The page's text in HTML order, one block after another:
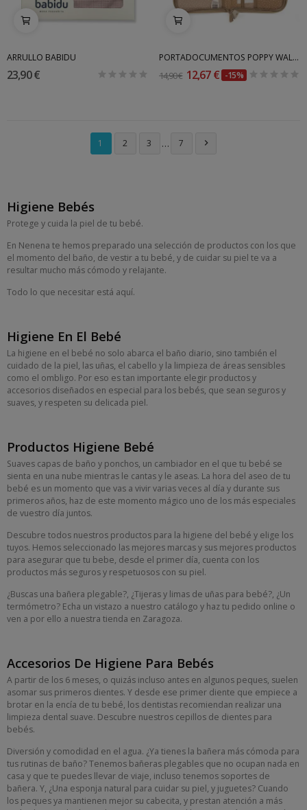
ARRULLO BABIDU
23,90 €
PORTADOCUMENTOS POPPY WALKING MUM
14,90 € 12,67 € -15%
1 2 3 … 7 
Higiene Bebés
Protege y cuida la piel de tu bebé.
En Nenena te hemos preparado una selección de productos con los que
el momento del baño, de vestir a tu bebé, y de cuidar su piel te va a
resultar mucho más cómodo y relajante.
Todo lo que necesitar está aquí.
Higiene En El Bebé
La higiene en el bebé no solo abarca el baño diario, sino también el
cuidado de la piel, las uñas, el cabello y la limpieza de áreas sensibles
como el ombligo. Por eso es tan importante elegir productos y
accesorios diseñados en especial para los bebés, que sean seguros y
suaves, y respeten su delicada piel.
Productos Higiene Bebé
Suaves capas de baño y ponchos, un cambiador en el que tu bebé se
sienta en una nube mientras le cantas y le aseas. La hora del aseo de tu
bebé es un momento que vas a vivir varias veces al día y durante sus
primeros años, haz de este momento mágico uno de los más especiales
de vuestro día juntos.
Descubre todos nuestros productos para la higiene del bebé y elige los
tuyos. Hemos seleccionado las mejores marcas y sus mejores productos
para asegurar que tu bebe, desde el primer día, cuenta con los
productos más seguros y respetuosos con su piel.
¿Buscas una bañera plegable?, ¿Tijeras y limas de uñas para bebé?, ¿Un
termómetro? Echa un vistazo a nuestro catálogo y haz tu pedido online o
ven a por ello a nuestra tienda en Zaragoza.
Accesorios De Higiene Para Bebés
A partir de los 6 meses, o quizás incluso antes en algunos peques, suelen
asomar sus primeros dientes. Y desde ese primer diente que empiece a
brotar en la encía de tu bebé, los dentistas recomiendan realizar una
limpieza dental suave. Descubre nuestros cepillos de dientes para
bebés.
Diversión y comodidad en el agua. ¿Ya tienes la bañera más cómoda para
tus rutinas de baño? Tenemos bañeras plegables que no ocupan nada en
casa y que te puedes llevar de viaje, incluso tenemos soportes de
bañera. Y, ¿Una esponja natural para cuidar su piel, y juguetes? Cuando
los peques ya mantienen mejor su cabecita, y prestan atención a más